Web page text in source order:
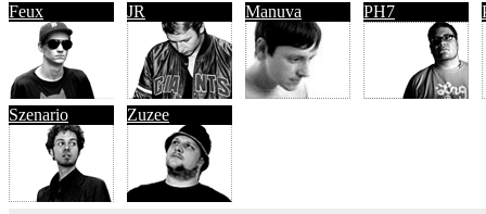
Feux JR Manuva PH7
Szenario Zuzee